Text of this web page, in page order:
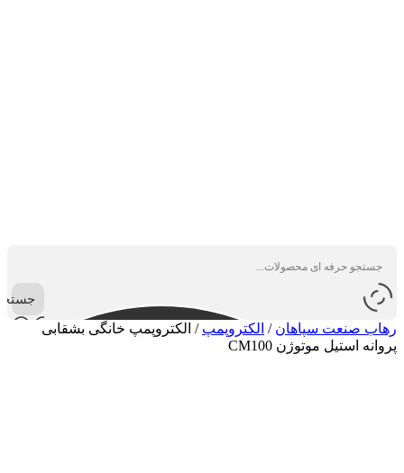
رهاب صنعت سپاهان / الکتروپمپ / الکتروپمپ خانگی بشقابی
پروانه استیل موتوژن CM100